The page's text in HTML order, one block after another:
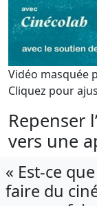
Vidéo masquée
Cliquez pour
Repenser
vers une
« Est-ce
faire du